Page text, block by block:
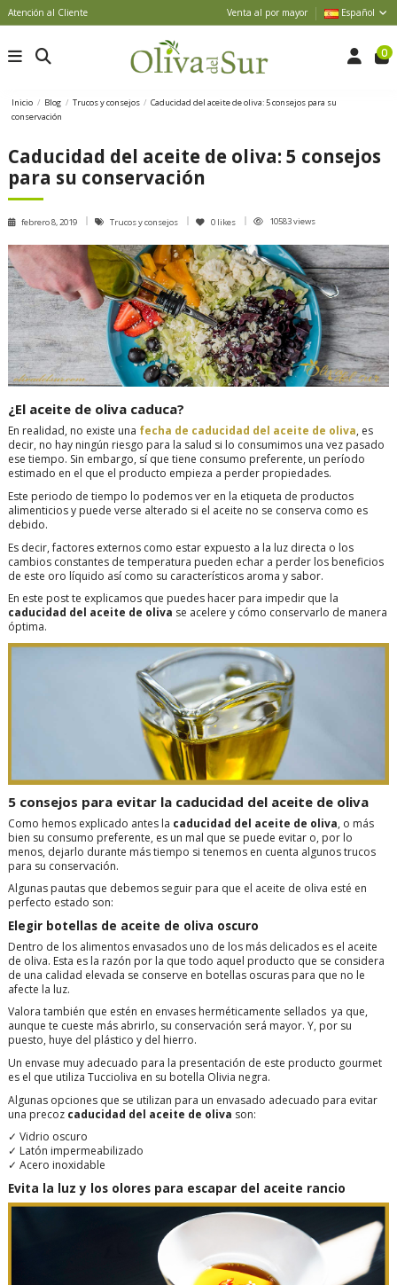
Atención al Cliente Venta al por mayor Español
0
Inicio Blog Trucos y consejos
Caducidad del aceite de oliva: 5 consejos para su
conservación
Caducidad del aceite de oliva: 5 consejos
para su conservación
febrero 8, 2019 Trucos y consejos 0 likes 10583 views
¿El aceite de oliva caduca?
En realidad, no existe una fecha de caducidad del aceite de oliva, es
decir, no hay ningún riesgo para la salud si lo consumimos una vez pasado
ese tiempo. Sin embargo, sí que tiene consumo preferente, un período
estimado en el que el producto empieza a perder propiedades.
Este periodo de tiempo lo podemos ver en la etiqueta de productos
alimenticios y puede verse alterado si el aceite no se conserva como es
debido.
Es decir, factores externos como estar expuesto a la luz directa o los
cambios constantes de temperatura pueden echar a perder los beneficios
de este oro líquido así como su característicos aroma y sabor.
En este post te explicamos que puedes hacer para impedir que la
caducidad del aceite de oliva se acelere y cómo conservarlo de manera
óptima.
5 consejos para evitar la caducidad del aceite de oliva
Como hemos explicado antes la caducidad del aceite de oliva, o más
bien su consumo preferente, es un mal que se puede evitar o, por lo
menos, dejarlo durante más tiempo si tenemos en cuenta algunos trucos
para su conservación.
Algunas pautas que debemos seguir para que el aceite de oliva esté en
perfecto estado son:
Elegir botellas de aceite de oliva oscuro
Dentro de los alimentos envasados uno de los más delicados es el aceite
de oliva. Esta es la razón por la que todo aquel producto que se considera
de una calidad elevada se conserve en botellas oscuras para que no le
afecte la luz.
Valora también que estén en envases herméticamente sellados ya que,
aunque te cueste más abrirlo, su conservación será mayor. Y, por su
puesto, huye del plástico y del hierro.
Un envase muy adecuado para la presentación de este producto gourmet
es el que utiliza Tuccioliva en su botella Olivia negra.
Algunas opciones que se utilizan para un envasado adecuado para evitar
una precoz caducidad del aceite de oliva son:
✓ Vidrio oscuro
✓ Latón impermeabilizado
✓ Acero inoxidable
Evita la luz y los olores para escapar del aceite rancio